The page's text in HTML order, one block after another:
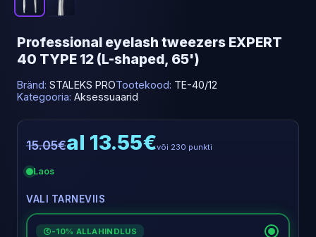
Professional eyelash tweezers EXPERT
40 TYPE 12 (L-shaped, 65')
Bränd: STALEKS PROTootekood: TE-40/12
Kategooria: Aksessuaarid
15.05€al 13.55€või 230 punkti
Laos
VALI TARNEVIIS
€ -10% ALLAHINDLUS